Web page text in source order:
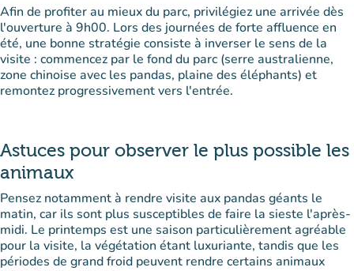
Afin de profiter au mieux du parc, privilégiez une arrivée dès
l'ouverture à 9h00. Lors des journées de forte affluence en
été, une bonne stratégie consiste à inverser le sens de la
visite : commencez par le fond du parc (serre australienne,
zone chinoise avec les pandas, plaine des éléphants) et
remontez progressivement vers l'entrée.
Astuces pour observer le plus possible les
animaux
Pensez notamment à rendre visite aux pandas géants le
matin, car ils sont plus susceptibles de faire la sieste l'après-
midi. Le printemps est une saison particulièrement agréable
pour la visite, la végétation étant luxuriante, tandis que les
périodes de grand froid peuvent rendre certains animaux